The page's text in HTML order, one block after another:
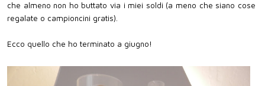
che almeno non ho buttato via i miei soldi (a meno che siano cose
regalate o campioncini gratis).
Ecco quello che ho terminato a giugno!